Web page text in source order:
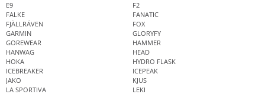
E9
F2
FALKE
FANATIC
FJÄLLRÄVEN
FOX
GARMIN
GLORYFY
GOREWEAR
HAMMER
HANWAG
HEAD
HOKA
HYDRO FLASK
ICEBREAKER
ICEPEAK
JAKO
KJUS
LA SPORTIVA
LEKI